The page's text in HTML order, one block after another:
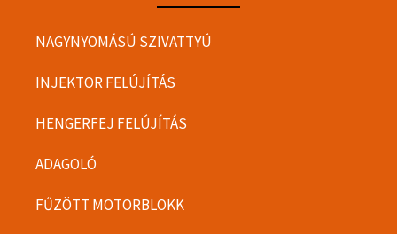
NAGYNYOMÁSÚ SZIVATTYÚ
INJEKTOR FELÚJÍTÁS
HENGERFEJ FELÚJÍTÁS
ADAGOLÓ
FŰZÖTT MOTORBLOKK